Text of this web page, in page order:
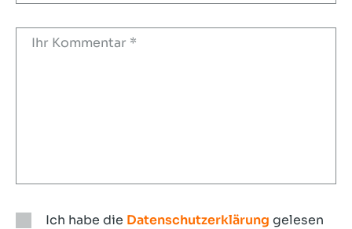
Ich habe die Datenschutzerklärung gelesen